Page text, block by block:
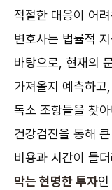
적절한 대응이 어
변호사는 법률적
바탕으로, 현재의
가져올지 예측하
독소 조항들을 찾
건강검진을 통해
비용과 시간이 들
막는 현명한 투자